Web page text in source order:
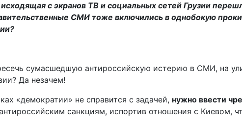
с экранов ТВ и социальных сетей Грузии
СМИ тоже включились в однобокую
сумасшедшую антироссийскую истерию в СМИ, на
Да незачем!
«демократии» не справится с задачей, нужно ввести
санкциям, испортив отношения с Киевом,